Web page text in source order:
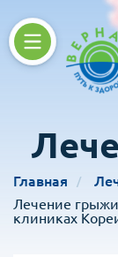
Главная
Лечение
клиниках